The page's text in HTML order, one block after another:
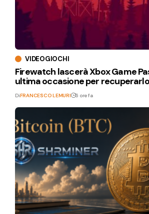
VIDEOGIOCHI
Firewatch lascerà Xbox Game
ultima occasione per recuperarlo
DiFRANCESCO LEMURI 6 ore fa